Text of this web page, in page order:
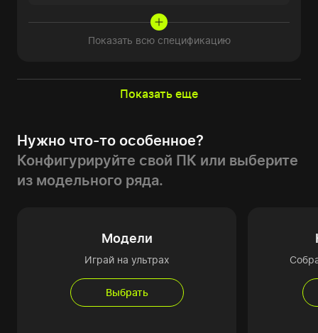
Показать всю спецификацию
Показать еще
Нужно что-то особенное?
Конфигурируйте свой ПК или выберите
из модельного ряда.
Модели
Играй на ультрах
Выбрать